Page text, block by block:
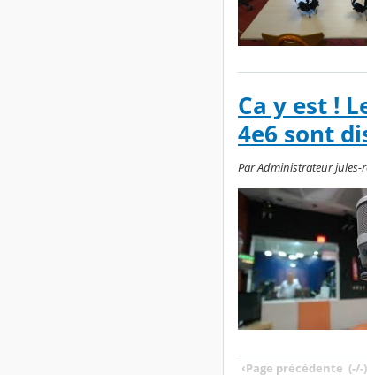
Ca y est !
4e6 sont
Par Administrateur jules-
‹Page précédente (-/-)